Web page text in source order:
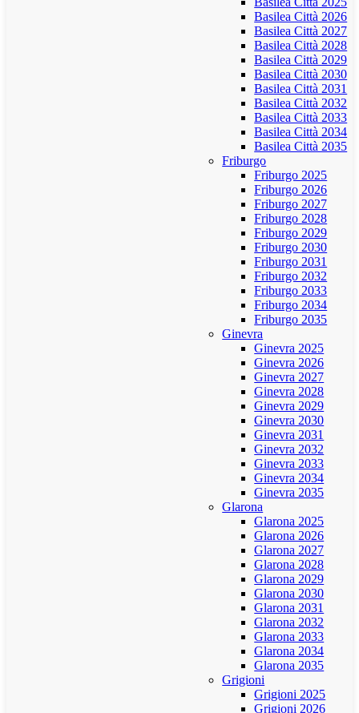
Basilea Città 2026
Basilea Città 2027
Basilea Città 2028
Basilea Città 2029
Basilea Città 2030
Basilea Città 2031
Basilea Città 2032
Basilea Città 2033
Basilea Città 2034
Basilea Città 2035
Friburgo
Friburgo 2025
Friburgo 2026
Friburgo 2027
Friburgo 2028
Friburgo 2029
Friburgo 2030
Friburgo 2031
Friburgo 2032
Friburgo 2033
Friburgo 2034
Friburgo 2035
Ginevra
Ginevra 2025
Ginevra 2026
Ginevra 2027
Ginevra 2028
Ginevra 2029
Ginevra 2030
Ginevra 2031
Ginevra 2032
Ginevra 2033
Ginevra 2034
Ginevra 2035
Glarona
Glarona 2025
Glarona 2026
Glarona 2027
Glarona 2028
Glarona 2029
Glarona 2030
Glarona 2031
Glarona 2032
Glarona 2033
Glarona 2034
Glarona 2035
Grigioni
Grigioni 2025
Grigioni 2026